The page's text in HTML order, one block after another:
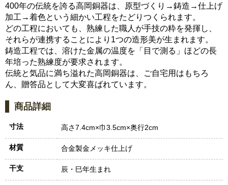
400年の伝統を誇る高岡銅器は、原型づくり→鋳造→仕上げ
加工→着色という細かい工程をたどりつくられます。
どの工程においても、熟練した職人が手技の粋を発揮し、
それらが連携することにより1つの造形美が生まれます。
鋳造工程では、溶けた金属の温度を「目で測る」ほどの長
年培った熟練度が要求されます。
伝統と気品に満ち溢れた高岡銅器は、ご自宅用はもちろ
ん、贈答品として大変喜ばれています。
商品詳細
寸法 高さ7.4cm×巾3.5cm×奥行2cm
材質 合金製金メッキ仕上げ
干支 辰・巳年生まれ